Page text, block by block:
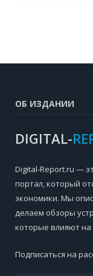
ОБ ИЗДАНИИ
DIGITAL-
Digital-Report.ru —
портал, который
экономики. Мы
делаем обзоры
которые влияют
Подписаться на